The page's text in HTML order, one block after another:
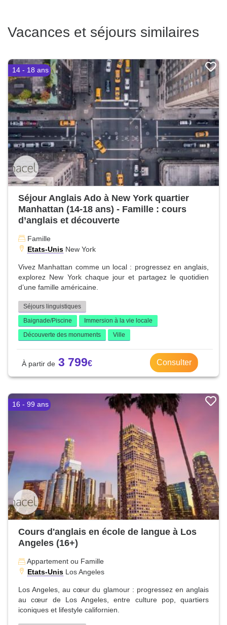
Vacances et séjours similaires
14 - 18 ans
Séjour Anglais Ado à New York quartier
Manhattan (14-18 ans) - Famille : cours
d’anglais et découverte
Famille
Etats-Unis New York
Vivez Manhattan comme un local : progressez en anglais,
explorez New York chaque jour et partagez le quotidien
d’une famille américaine.
Séjours linguistiques
Baignade/Piscine
Immersion à la vie locale
Découverte des monuments
Ville
3 799 Consulter
16 - 99 ans
Cours d'anglais en école de langue à Los
Angeles (16+)
Appartement ou Famille
Etats-Unis Los Angeles
Los Angeles, au cœur du glamour : progressez en anglais
au cœur de Los Angeles, entre culture pop, quartiers
iconiques et lifestyle californien.